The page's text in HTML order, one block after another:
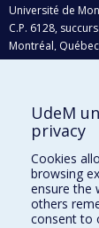
Université de
C.P. 6128,
Montréal,
H3C 3J7
Qui fait quoi?
Nous trouver
Plan du site
Accessibilité
UdeM
privacy
Cookies
browsing
ensure the
others
consent to